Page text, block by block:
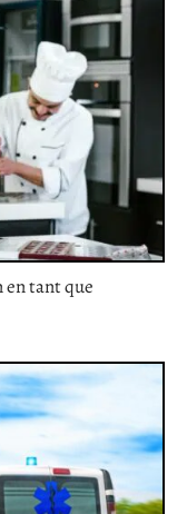
en tant que